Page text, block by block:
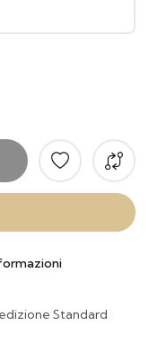
Standard